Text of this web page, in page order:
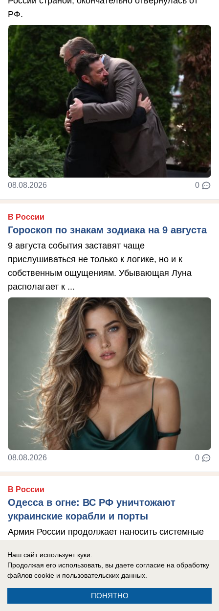
РФ.
08.08.2026 0
В России
Гороскоп по знакам зодиака на 9 августа
9 августа события заставят чаще
прислушиваться не только к логике, но и к
собственным ощущениям. Убывающая Луна
располагает к ...
08.08.2026 0
В России
Одесса в огне: ВС РФ уничтожают
украинские корабли и порты
Армия России продолжает наносить системные
Наш сайт использует куки.
Продолжая его использовать, вы даете согласие на обработку
файлов cookie и пользовательских данных.
ПОНЯТНО